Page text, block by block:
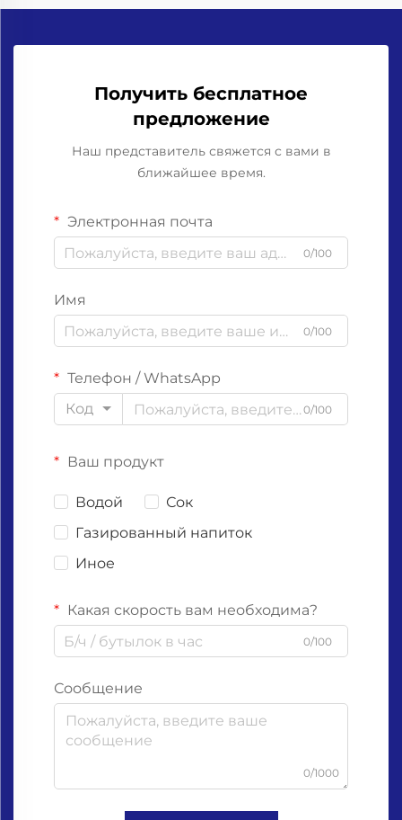
Получить бесплатное
предложение
Наш представитель свяжется с вами в
ближайшее время.
Электронная почта
0/100
Имя
0/100
Телефон / WhatsApp
Код
0/100
Ваш продукт
Водой
Сок
Газированный напиток
Иное
Какая скорость вам необходима?
0/100
Сообщение
0/1000